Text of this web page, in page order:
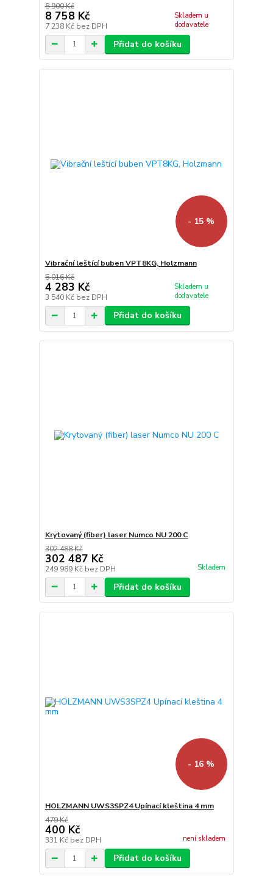
8 900 Kč
8 758 Kč
7 238 Kč bez DPH
Skladem u
dodavatele
Přidat do košíku
- 15 %
Vibrační leštící buben VPT8KG, Holzmann
5 016 Kč
4 283 Kč
3 540 Kč bez DPH
Skladem u
dodavatele
Přidat do košíku
Krytovaný (fiber) laser Numco NU 200 C
302 488 Kč
302 487 Kč
249 989 Kč bez DPH Skladem
Přidat do košíku
- 16 %
HOLZMANN UWS3SPZ4 Upínací kleština 4 mm
479 Kč
400 Kč
331 Kč bez DPH není skladem
Přidat do košíku